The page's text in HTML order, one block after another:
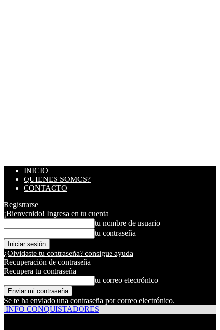
INICIO
QUIENES SOMOS?
CONTACTO
Registrarse
¡Bienvenido! Ingresa en tu cuenta
tu nombre de usuario
tu contraseña
¿Olvidaste tu contraseña? consigue ayuda
Recuperación de contraseña
Recupera tu contraseña
tu correo electrónico
Se te ha enviado una contraseña por correo electrónico.
INFO CONQUISTADORES